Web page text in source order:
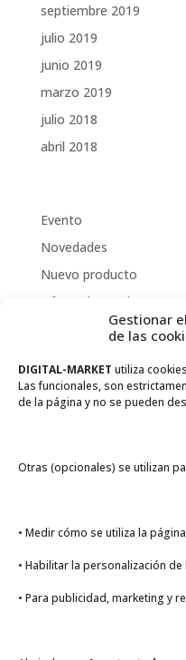
Gestionar
de las
DIGITAL-MARKET utiliza
Las funcionales, son
de la página y no se pueden
Otras (opcionales) se utilizan
• Medir cómo se utiliza la
• Habilitar la personalización
• Para publicidad, marketing y
septiembre 2019
julio 2019
junio 2019
marzo 2019
julio 2018
abril 2018
Evento
Novedades
Nuevo producto
Oferta de empleo
Meta
Acceder